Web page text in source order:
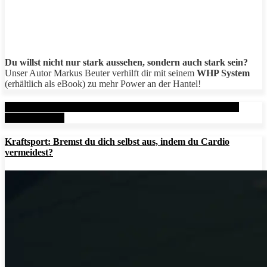
Du willst nicht nur stark aussehen, sondern auch stark sein?
Unser Autor Markus Beuter verhilft dir mit seinem WHP System
(erhältlich als eBook) zu mehr Power an der Hantel!
Kraftsport: Bremst du dich selbst aus, indem du Cardio
vermeidest?